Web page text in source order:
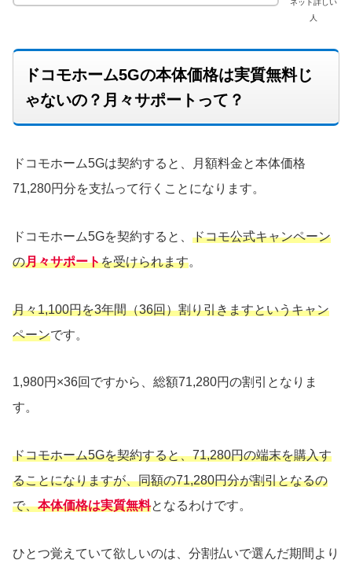
ネット詳しい
人
ドコモホーム5Gの本体価格は実質無料じ
ゃないの？月々サポートって？
ドコモホーム5Gは契約すると、月額料金と本体価格
71,280円分を支払って行くことになります。
ドコモホーム5Gを契約すると、 ドコモ公式キャンペーン
の月々サポートを受けられます。
月々1,100円を3年間（36回）割り引きますというキャン
ペーンです。
1,980円×36回ですから、総額71,280円の割引となりま
す。
ドコモホーム5Gを契約すると、71,280円の端末を購入す
ることになりますが、同額の71,280円分が割引となるの
で、本体価格は実質無料となるわけです。
ひとつ覚えていて欲しいのは、分割払いで選んだ期間より